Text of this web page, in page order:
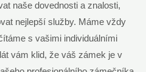
naše dovednosti a znalosti,
nejlepší služby. Máme vždy
s vašimi individuálními
vám klid, že váš zámek je v